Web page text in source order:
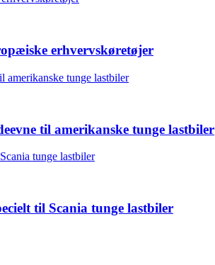
erhvervskøretøjer
til amerikanske tunge lastbiler
til Scania tunge lastbiler